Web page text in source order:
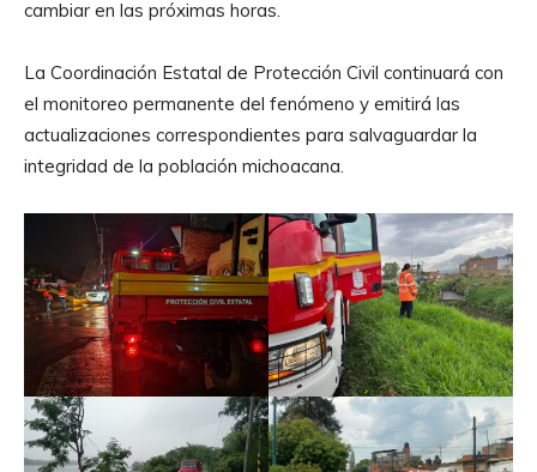
cambiar en las próximas horas.
La Coordinación Estatal de Protección Civil continuará con
el monitoreo permanente del fenómeno y emitirá las
actualizaciones correspondientes para salvaguardar la
integridad de la población michoacana.